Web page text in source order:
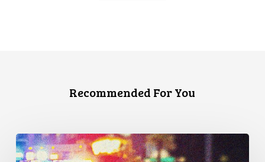
Recommended For You
Appels
en